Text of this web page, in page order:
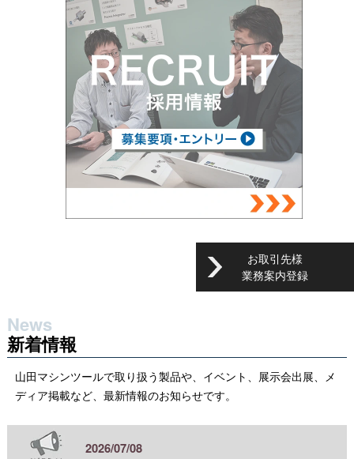
お取引先様
業務案内登録
新着情報
News
山田マシンツールで取り扱う製品や、イベント、展示会出展、メ
ディア掲載など、最新情報のお知らせです。
2026/07/08